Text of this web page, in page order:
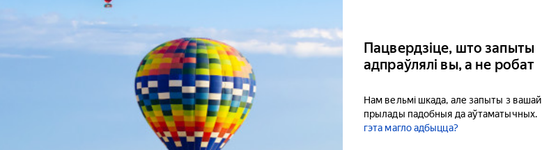
Пацвердзіце, што запыты
адпраўлялі вы, а не робат
Нам вельмі шкада, але запыты з вашай
прылады падобныя да аўтаматычных.
гэта магло адбыцца?